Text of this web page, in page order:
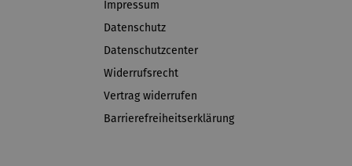
Impressum
Datenschutz
Datenschutzcenter
Widerrufsrecht
Vertrag widerrufen
Barrierefreiheitserklärung